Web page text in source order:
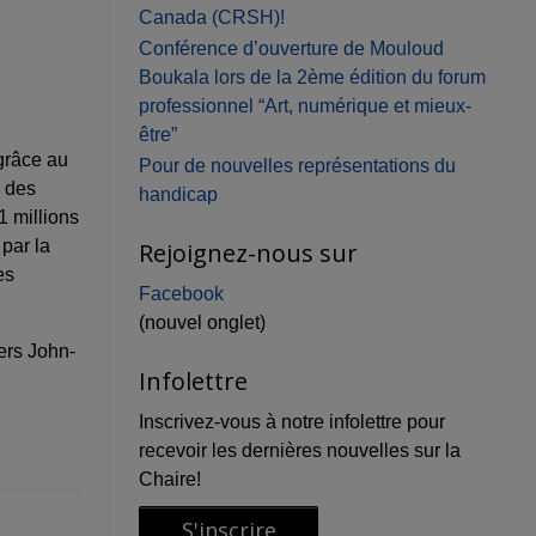
au
des
millions
la
John-
Canada (CRSH)!
Conférence d’ouverture de Mouloud
Boukala lors de la 2ème édition du forum
professionnel “Art, numérique et mieux-
être”
Pour de nouvelles représentations du
handicap
Rejoignez-nous sur
Facebook
(nouvel onglet)
Infolettre
Inscrivez-vous à notre infolettre pour
recevoir les dernières nouvelles sur la
Chaire!